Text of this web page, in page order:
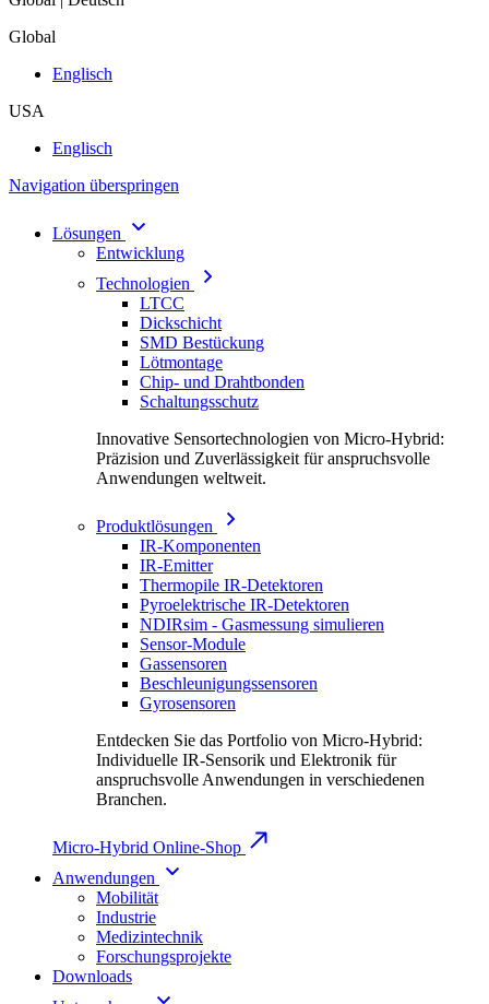
Global
Englisch
USA
Englisch
Navigation überspringen
Lösungen
Entwicklung
Technologien
LTCC
Dickschicht
SMD Bestückung
Lötmontage
Chip- und Drahtbonden
Schaltungsschutz
Innovative Sensortechnologien von Micro-Hybrid:
Präzision und Zuverlässigkeit für anspruchsvolle
Anwendungen weltweit.
Produktlösungen
IR-Komponenten
IR-Emitter
Thermopile IR-Detektoren
Pyroelektrische IR-Detektoren
NDIRsim - Gasmessung simulieren
Sensor-Module
Gassensoren
Beschleunigungssensoren
Gyrosensoren
Entdecken Sie das Portfolio von Micro-Hybrid:
Individuelle IR-Sensorik und Elektronik für
anspruchsvolle Anwendungen in verschiedenen
Branchen.
Micro-Hybrid Online-Shop
Anwendungen
Mobilität
Industrie
Medizintechnik
Forschungsprojekte
Downloads